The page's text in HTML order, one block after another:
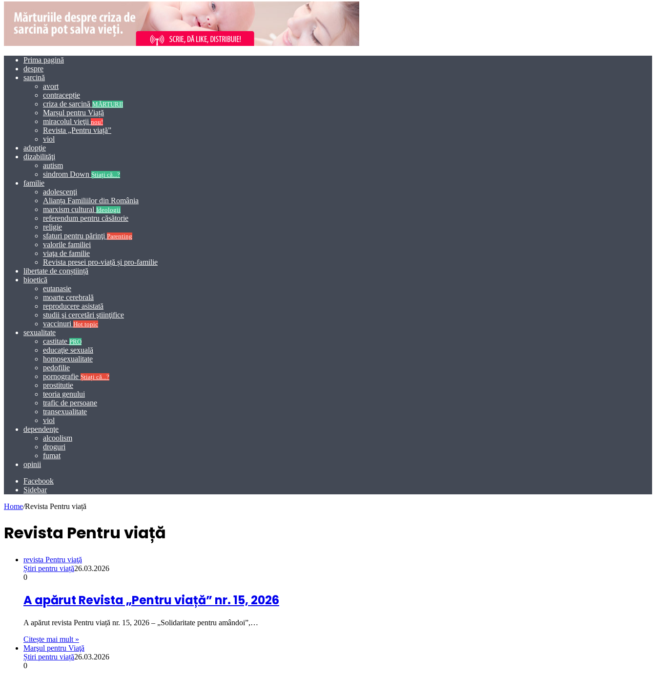
Prima pagină
despre
sarcină
avort
contracepție
criza de sarcină MĂRTURII
Marșul pentru Viață
miracolul vieţii nou!
Revista „Pentru viață”
viol
adopţie
dizabilităţi
autism
sindrom Down Știați că...?
familie
adolescenţi
Alianța Familiilor din România
marxism cultural Ideologii
referendum pentru căsătorie
religie
sfaturi pentru părinţi Parenting
valorile familiei
viaţa de familie
Revista presei pro-viață și pro-familie
libertate de conștiință
bioetică
eutanasie
moarte cerebrală
reproducere asistată
studii şi cercetări ştiinţifice
vaccinuri Hot topic
sexualitate
castitate PRO
educaţie sexuală
homosexualitate
pedofilie
pornografie Știați că...?
prostitutie
teoria genului
trafic de persoane
transexualitate
viol
dependenţe
alcoolism
droguri
fumat
opinii
Facebook
Sidebar
Home/Revista Pentru viață
Revista Pentru viață
revista Pentru viaţă
Știri pentru viață26.03.2026
0
A apărut Revista „Pentru viață” nr. 15, 2026
A apărut revista Pentru viață nr. 15, 2026 – „Solidaritate pentru amândoi”,…
Citește mai mult »
Marşul pentru Viaţă
Știri pentru viață26.03.2026
0